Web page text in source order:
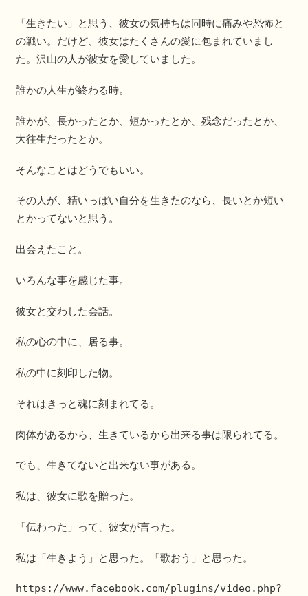
「生きたい」と思う、彼女の気持ちは同時に痛みや恐怖と
の戦い。だけど、彼女はたくさんの愛に包まれていまし
た。沢山の人が彼女を愛していました。
誰かの人生が終わる時。
誰かが、長かったとか、短かったとか、残念だったとか、
大往生だったとか。
そんなことはどうでもいい。
その人が、精いっぱい自分を生きたのなら、長いとか短い
とかってないと思う。
出会えたこと。
いろんな事を感じた事。
彼女と交わした会話。
私の心の中に、居る事。
私の中に刻印した物。
それはきっと魂に刻まれてる。
肉体があるから、生きているから出来る事は限られてる。
でも、生きてないと出来ない事がある。
私は、彼女に歌を贈った。
「伝わった」って、彼女が言った。
私は「生きよう」と思った。「歌おう」と思った。
https://www.facebook.com/plugins/video.php?